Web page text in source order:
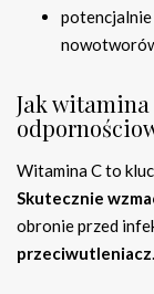
Jak witamina
Witamina C to
Skutecznie
obronie przed
przeciwutleniacz.